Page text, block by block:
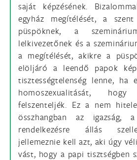
saját képzésének.
egyház megítélését, a
püspöknek, a
lelkivezetőnek és a
a megítélését, akikre a
elöljáró a leendő papok
tisztességtelen­ség lenne,
homoszexualitását,
felszenteljék. Ez a nem
összhangban az igazság,
rendelke­zésre állás
jellemeznie kell azt, aki úgy
vást, hogy a papi tisztségben